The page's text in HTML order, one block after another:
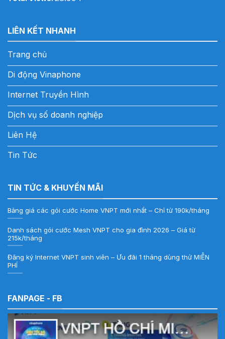
LIÊN KẾT NHANH
Trang chủ
Di động Vinaphone
Internet Truyền Hình
Dịch vụ số doanh nghiệp
Liên Hệ
Tin Tức
TIN TỨC & KHUYẾN MÃI
Bảng giá các gói cước Home VNPT mới nhất – Chỉ từ 190k/tháng
Danh sách gói cước Mesh VNPT cho gia đình 2026 – Giá từ
215k/tháng
Đăng ký Internet VNPT sinh viên – Ưu đãi 1 tháng dùng thử MIỄN
PHÍ
FANPAGE - FB